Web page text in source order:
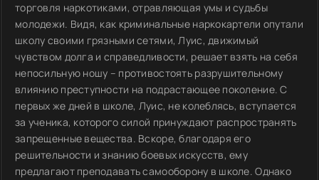
торговля наркотиками, отравляющая умы и судьбы
молодежи. Видя, как криминальные наркокартели опутали
школу своими грязными сетями, Луис, движимый
чувством долга и справедливости, решает взять на себя
непосильную ношу – противостоять разрушительному
влиянию преступности на подрастающее поколение. С
первых же дней в школе, Луис, не колеблясь, вступается
за ученика, которого силой принуждают распространять
запрещенные вещества. Вскоре, благодаря его
решительности и знанию боевых искусств, ему
предлагают преподавать самооборону в школе. Однако